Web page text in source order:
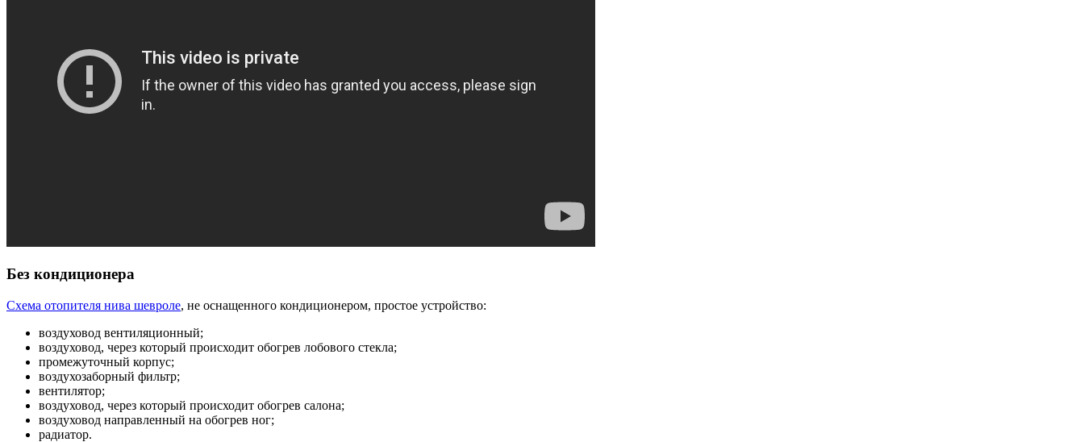
Без кондиционера
Схема отопителя нива шевроле, не оснащенного кондиционером, простое устройство:
воздуховод вентиляционный;
воздуховод, через который происходит обогрев лобового стекла;
промежуточный корпус;
воздухозаборный фильтр;
вентилятор;
воздуховод, через который происходит обогрев салона;
воздуховод направленный на обогрев ног;
радиатор.